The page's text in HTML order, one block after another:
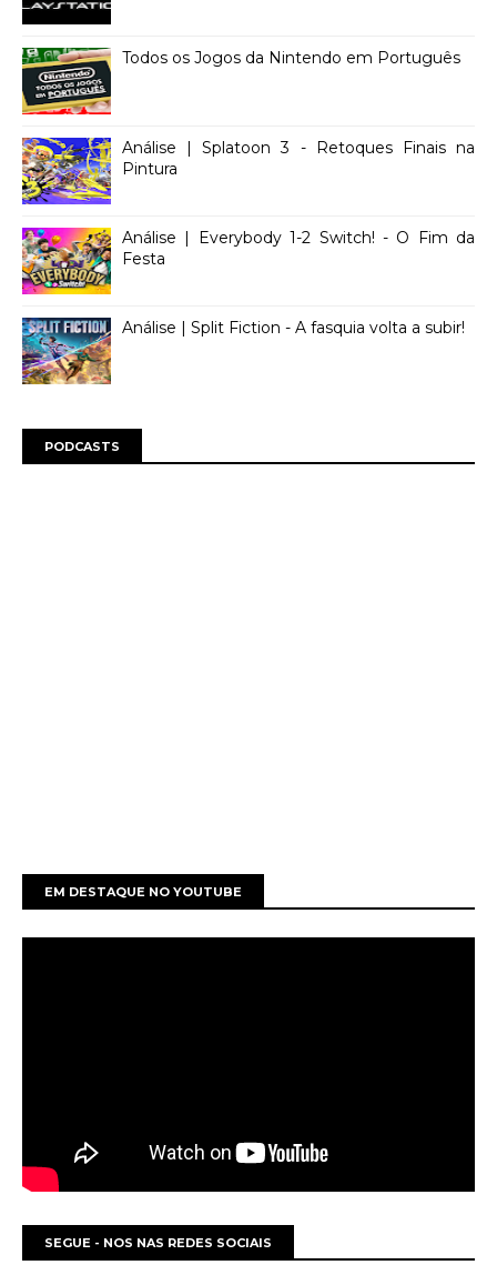
Todos os Jogos da Nintendo em Português
Análise | Splatoon 3 - Retoques Finais na
Pintura
Análise | Everybody 1-2 Switch! - O Fim da
Festa
Análise | Split Fiction - A fasquia volta a subir!
PODCASTS
EM DESTAQUE NO YOUTUBE
SEGUE - NOS NAS REDES SOCIAIS